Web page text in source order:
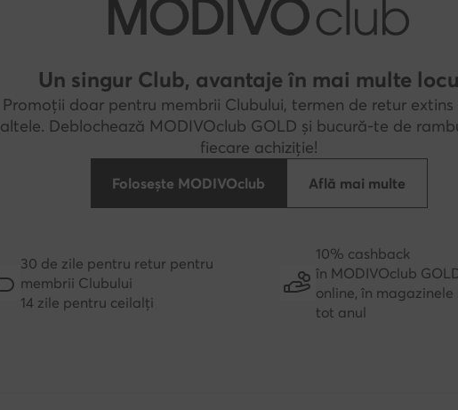
Un singur Club, avantaje în mai multe
Promoții doar pentru membrii Clubului, termen de retur extins
altele. Deblochează MODIVOclub GOLD și bucură-te de
fiecare achiziție!
Folosește MODIVOclub Află mai multe
30 de zile pentru retur pentru
membrii Clubului
14 zile pentru ceilalți
10% cashback
în MODIVOclub
online, în
tot anul